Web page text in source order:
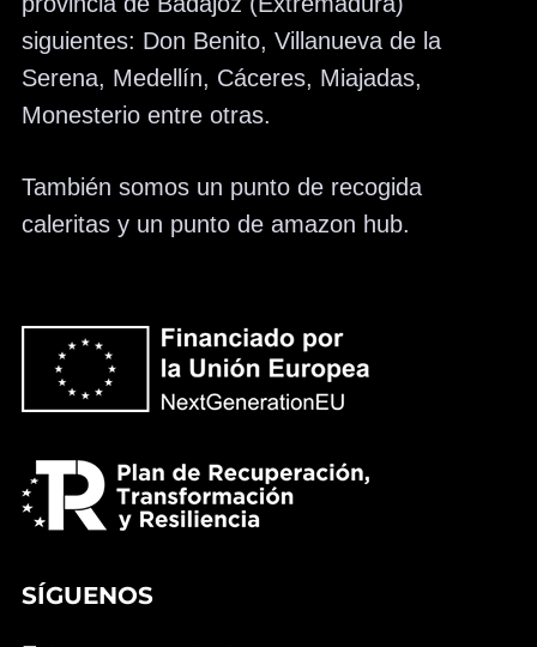
siguientes: Don Benito, Villanueva de la
Serena, Medellín, Cáceres, Miajadas,
Monesterio entre otras.
También somos un punto de recogida
caleritas y un punto de amazon hub.
SÍGUENOS